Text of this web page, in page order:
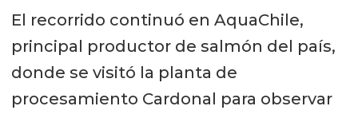
El recorrido continuó en AquaChile,
principal productor de salmón del país,
donde se visitó la planta de
procesamiento Cardonal para observar